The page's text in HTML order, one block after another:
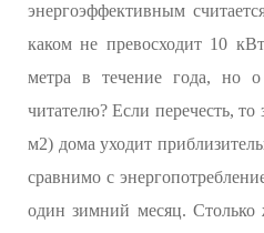
энергоэффективным
каком не превосходит 10
метра в течение года, но
читателю? Если перечесть, то
м2) дома уходит
сравнимо с
один зимний месяц.